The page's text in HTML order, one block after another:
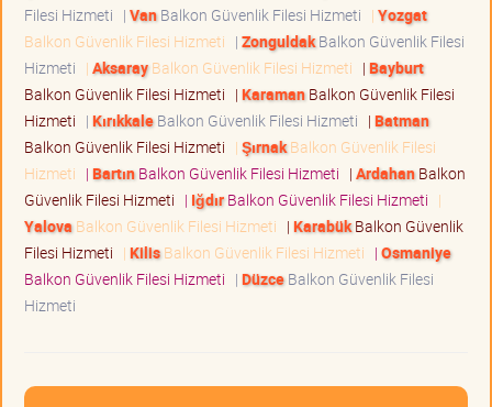
Filesi Hizmeti | VanBalkon Güvenlik Filesi Hizmeti | Yozgat
Balkon Güvenlik Filesi Hizmeti | ZonguldakBalkon Güvenlik Filesi
Hizmeti | AksarayBalkon Güvenlik Filesi Hizmeti | Bayburt
Balkon Güvenlik Filesi Hizmeti | KaramanBalkon Güvenlik Filesi
Hizmeti | KırıkkaleBalkon Güvenlik Filesi Hizmeti | Batman
Balkon Güvenlik Filesi Hizmeti | ŞırnakBalkon Güvenlik Filesi
Hizmeti | BartınBalkon Güvenlik Filesi Hizmeti | ArdahanBalkon
Güvenlik Filesi Hizmeti | IğdırBalkon Güvenlik Filesi Hizmeti |
Yalova Balkon Güvenlik Filesi Hizmeti | KarabükBalkon Güvenlik
Filesi Hizmeti | KilisBalkon Güvenlik Filesi Hizmeti | Osmaniye
Balkon Güvenlik Filesi Hizmeti | DüzceBalkon Güvenlik Filesi
Hizmeti